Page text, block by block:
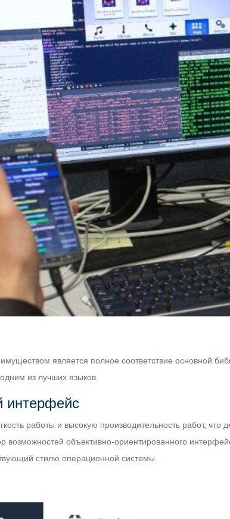
является полное соответствие основной
из лучших языков.
интерфейс
работы и высокую производительность работ,
возможностей объективно-ориентированного
стилю операционной системы.